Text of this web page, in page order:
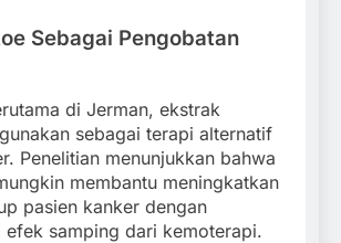
Sebagai Pengobatan
di Jerman, ekstrak
sebagai terapi alternatif
Penelitian menunjukkan bahwa
membantu meningkatkan
pasien kanker dengan
efek samping dari kemoterapi.